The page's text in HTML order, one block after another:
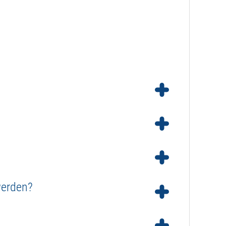
eines elektrischen (Motor)Kugelhahns.